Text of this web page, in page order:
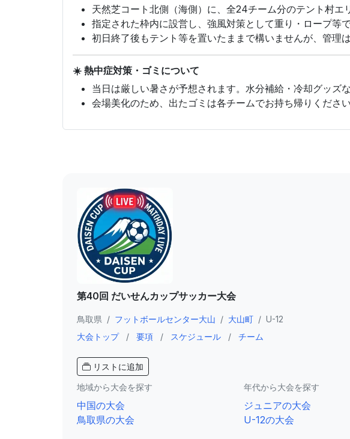
天然芝コート北側（海側）に、全24チーム分のテント村エ
指定された枠内に設営し、強風対策として重り・ロープ等
初日終了後もテント等を置いたままで構いませんが、管理
☀️ 熱中症対策・ゴミについて
当日は厳しい暑さが予想されます。水分補給・冷却グッズ
会場美化のため、出たゴミは各チームでお持ち帰りください
第40回 だいせんカップサッカー大会
鳥取県 / フットボールセンター大山 / 大山町 / U-12
大会トップ
/ 要項 / スケジュール / チーム
リストに追加
地域から大会を探す
中国の大会
鳥取県の大会
年代から大会を探す
ジュニアの大会
U-12の大会